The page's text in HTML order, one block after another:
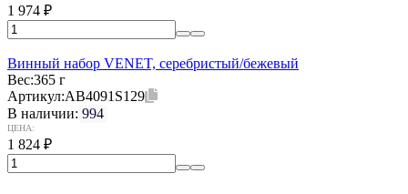
1 974 ₽
Винный набор VENET, серебристый/бежевый
Вес:365 г
Артикул:AB4091S129
В наличии: 994
ЦЕНА:
1 824 ₽